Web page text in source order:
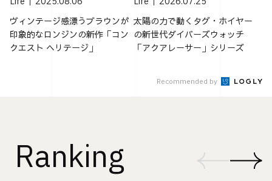
ヴィンテージ感漂うブラウンが
印象的なロンジンの新作「コン
クエスト ヘリテージ」
太陽の力で動くタグ・ホイヤー
の新世代ダイバーズウォッチ
「アクアレーサー」シリーズ
Recommended by
Ranking